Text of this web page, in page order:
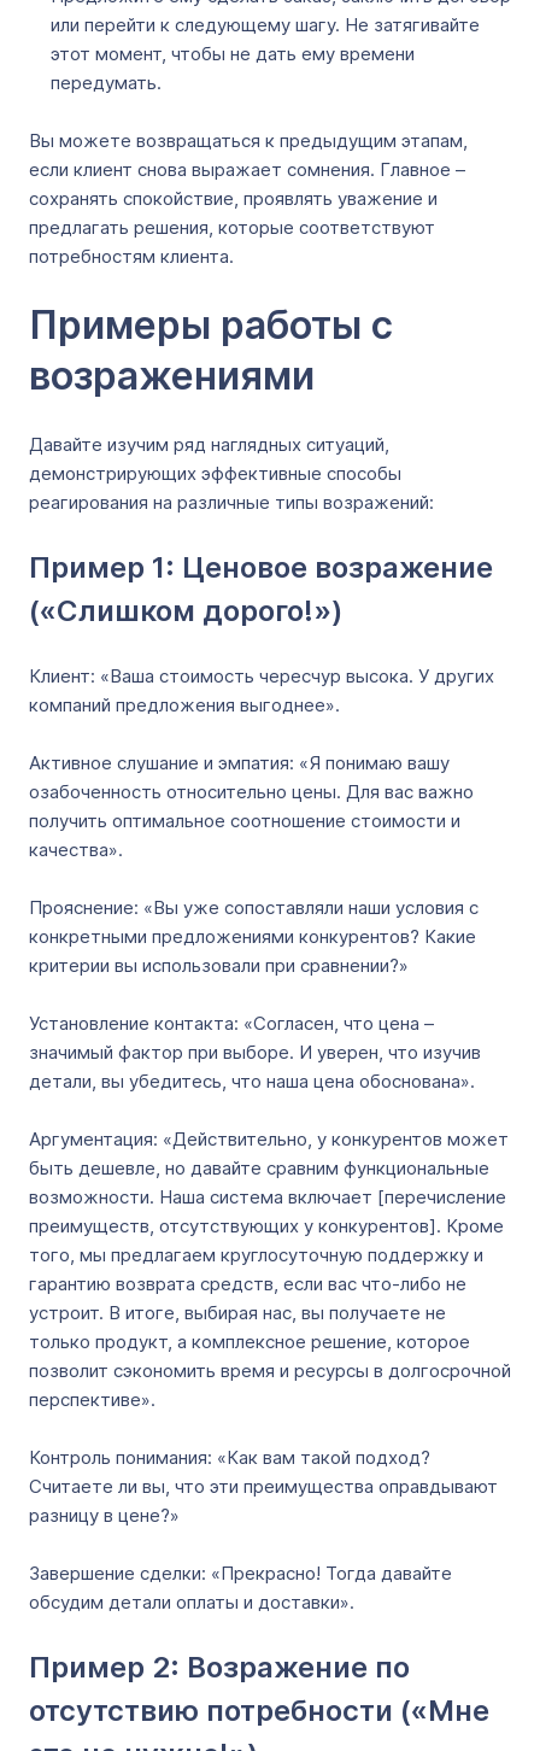
или перейти к следующему шагу. Не затягивайте
этот момент, чтобы не дать ему времени
передумать.
Вы можете возвращаться к предыдущим этапам,
если клиент снова выражает сомнения. Главное –
сохранять спокойствие, проявлять уважение и
предлагать решения, которые соответствуют
потребностям клиента.
Примеры работы с
возражениями
Давайте изучим ряд наглядных ситуаций,
демонстрирующих эффективные способы
реагирования на различные типы возражений:
Пример 1: Ценовое возражение
(«Слишком дорого!»)
Клиент: «Ваша стоимость чересчур высока. У других
компаний предложения выгоднее».
Активное слушание и эмпатия: «Я понимаю вашу
озабоченность относительно цены. Для вас важно
получить оптимальное соотношение стоимости и
качества».
Прояснение: «Вы уже сопоставляли наши условия с
конкретными предложениями конкурентов? Какие
критерии вы использовали при сравнении?»
Установление контакта: «Согласен, что цена –
значимый фактор при выборе. И уверен, что изучив
детали, вы убедитесь, что наша цена обоснована».
Аргументация: «Действительно, у конкурентов может
быть дешевле, но давайте сравним функциональные
возможности. Наша система включает [перечисление
преимуществ, отсутствующих у конкурентов]. Кроме
того, мы предлагаем круглосуточную поддержку и
гарантию возврата средств, если вас что-либо не
устроит. В итоге, выбирая нас, вы получаете не
только продукт, а комплексное решение, которое
позволит сэкономить время и ресурсы в долгосрочной
перспективе».
Контроль понимания: «Как вам такой подход?
Считаете ли вы, что эти преимущества оправдывают
разницу в цене?»
Завершение сделки: «Прекрасно! Тогда давайте
обсудим детали оплаты и доставки».
Пример 2: Возражение по
отсутствию потребности («Мне